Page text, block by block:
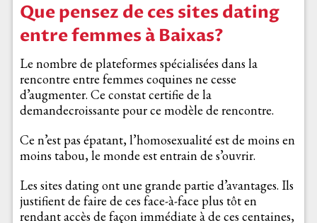
Que pensez de ces sites dating
entre femmes à Baixas?
Le nombre de plateformes spécialisées dans la
rencontre entre femmes coquines ne cesse
d’augmenter. Ce constat certifie de la
demandecroissante pour ce modèle de rencontre.
Ce n’est pas épatant, l’homosexualité est de moins en
moins tabou, le monde est entrain de s’ouvrir.
Les sites dating ont une grande partie d’avantages. Ils
justifient de faire de ces face-à-face plus tôt en
rendant accès de façon immédiate à de ces centaines,